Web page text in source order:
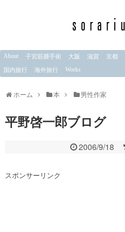
About 子宮筋腫手術 大阪 滋賀 京都
国内旅行
海外旅行 Works
ホーム 本 男性作家
平野啓一郎ブログ
2006/9/18
スポンサーリンク